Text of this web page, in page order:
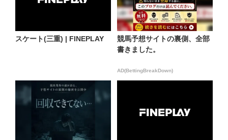
スケート(三重) | FINEPLAY
競馬予想サイトの裏側、全部
書きました。
AD(BettingBreakDown)